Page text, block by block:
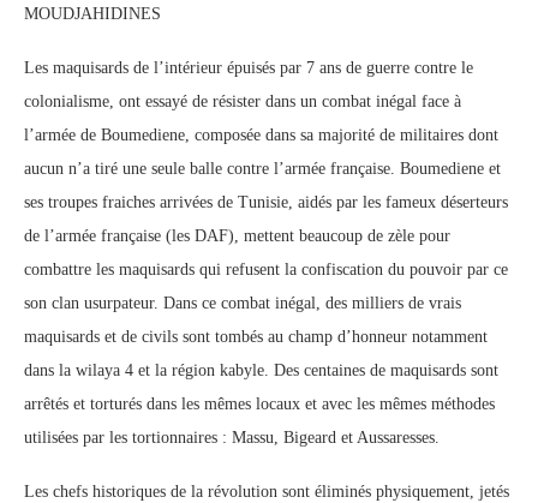
MOUDJAHIDINES
Les maquisards de l’intérieur épuisés par 7 ans de guerre contre le
colonialisme, ont essayé de résister dans un combat inégal face à
l’armée de Boumediene, composée dans sa majorité de militaires dont
aucun n’a tiré une seule balle contre l’armée française. Boumediene et
ses troupes fraiches arrivées de Tunisie, aidés par les fameux déserteurs
de l’armée française (les DAF), mettent beaucoup de zèle pour
combattre les maquisards qui refusent la confiscation du pouvoir par ce
son clan usurpateur. Dans ce combat inégal, des milliers de vrais
maquisards et de civils sont tombés au champ d’honneur notamment
dans la wilaya 4 et la région kabyle. Des centaines de maquisards sont
arrêtés et torturés dans les mêmes locaux et avec les mêmes méthodes
utilisées par les tortionnaires : Massu, Bigeard et Aussaresses.
Les chefs historiques de la révolution sont éliminés physiquement, jetés